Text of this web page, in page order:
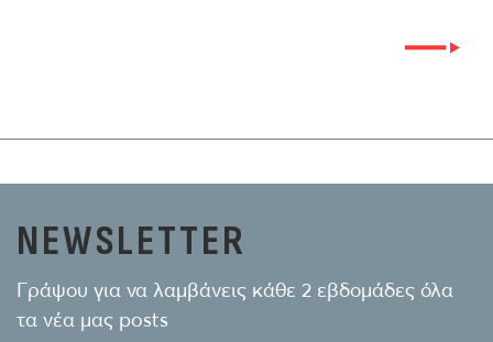
NEWSLETTER
Γράψου για να λαμβάνεις κάθε 2 εβδομάδες όλα
τα νέα μας posts